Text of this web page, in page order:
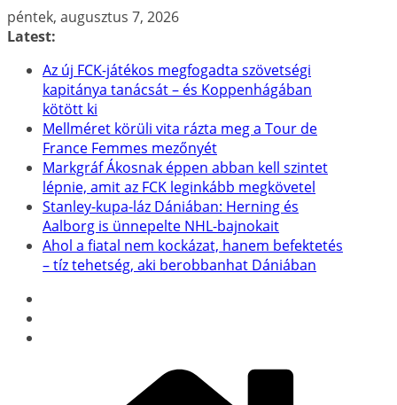
Skip
to
péntek, augusztus 7, 2026
Latest:
Az új FCK-játékos megfogadta szövetségi
kapitánya tanácsát – és Koppenhágában
kötött ki
Mellméret körüli vita rázta meg a Tour de
France Femmes mezőnyét
Markgráf Ákosnak éppen abban kell szintet
lépnie, amit az FCK leginkább megkövetel
Stanley-kupa-láz Dániában: Herning és
Aalborg is ünnepelte NHL-bajnokait
Ahol a fiatal nem kockázat, hanem befektetés
– tíz tehetség, aki berobbanhat Dániában